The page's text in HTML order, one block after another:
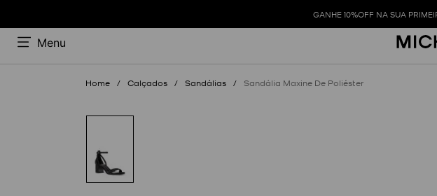
GANHE 10%OFF NA SUA
Menu
Calçados Sandálias Sandália Maxine De Poliéster